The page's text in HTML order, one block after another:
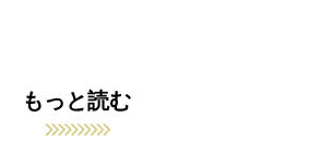
もっと読む